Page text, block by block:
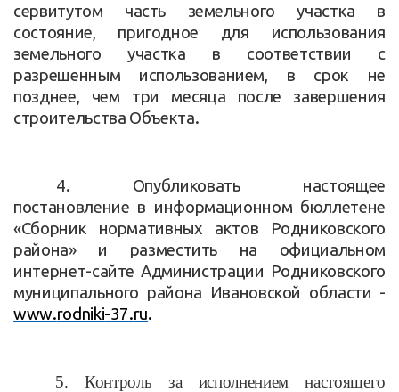
сервитутом часть земельного участка в
состояние, пригодное для использования
земельного участка в соответствии с
разрешенным использованием, в срок не
позднее, чем три месяца после завершения
строительства Объекта.
4. Опубликовать настоящее
постановление в информационном бюллетене
«Сборник нормативных актов Родниковского
района» и разместить на официальном
интернет-сайте Администрации Родниковского
муниципального района Ивановской области -
www.rodniki-37.ru.
5. Контроль за исполнением настоящего